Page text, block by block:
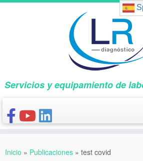
Saltar
Servicios y equipamiento de
CONÓCENOS
Inicio » Publicaciones » test covid